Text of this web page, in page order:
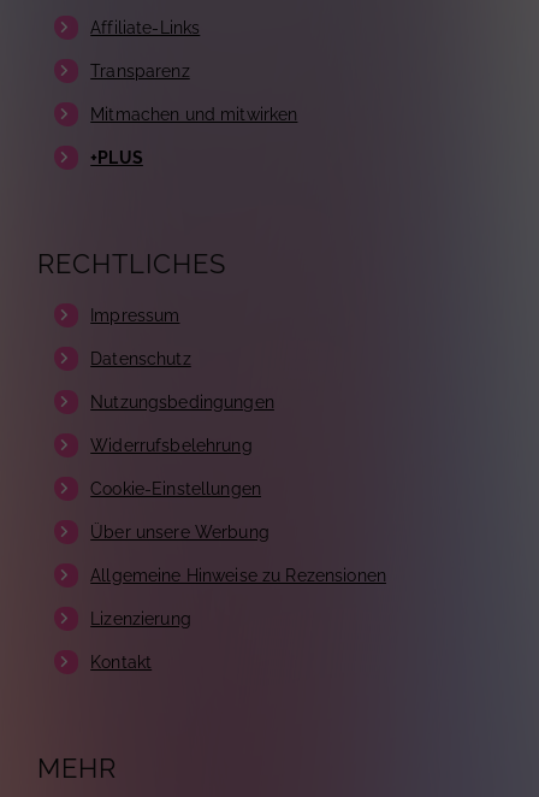
Affiliate-Links
Transparenz
Mitmachen und mitwirken
+PLUS
RECHTLICHES
Impressum
Datenschutz
Nutzungsbedingungen
Widerrufsbelehrung
Cookie-Einstellungen
Über unsere Werbung
Allgemeine Hinweise zu Rezensionen
Lizenzierung
Kontakt
MEHR